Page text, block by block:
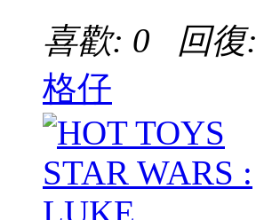
喜歡: 0 回復:
格仔